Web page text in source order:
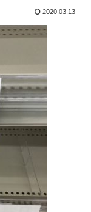
2020.03.13